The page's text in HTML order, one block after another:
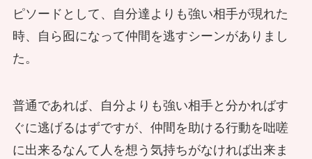
ピソードとして、自分達よりも強い相手が現れた
時、自ら囮になって仲間を逃すシーンがありまし
た。
普通であれば、自分よりも強い相手と分かればす
ぐに逃げるはずですが、仲間を助ける行動を咄嗟
に出来るなんて人を想う気持ちがなければ出来ま